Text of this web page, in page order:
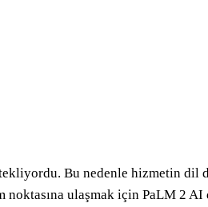
Bu nedenle hizmetin dil
noktasına ulaşmak için PaLM 2